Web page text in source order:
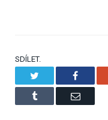
SDÍLET.
Tumblr Email